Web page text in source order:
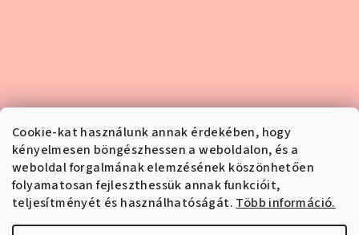
Cookie-kat használunk annak érdekében, hogy
kényelmesen böngészhessen a weboldalon, és a
weboldal forgalmának elemzésének köszönhetően
folyamatosan fejleszthessük annak funkcióit,
teljesítményét és használhatóságát. Több információ.